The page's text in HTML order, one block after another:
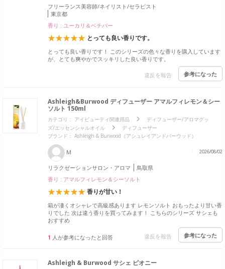
フリーランス美容師/ネイリスト/セラピスト
東京都
香り : ユーカリ＆ベチバー
とっても良い香りです。
とっても良い香りです！ このシリーズの色々な香りを購入しています
が、とても爽やかでスッキリした良い香りです。
違反を報告 参考になった
Ashleigh&Burwood ディフューザー アマルフィレモン＆シー
ソルト 150ml
カテゴリ： アイビューティ関連用品
ディフューザー/アロマグッ
ズ/エッセンシャルオイル
ディフューザー
ブランド： Ashleigh & Burwood（アシュレイアンドバーウッド）
M 2026/08/02
リラクゼーションサロン・アロマ
鳥取県
香り : アマルフィレモン＆シーソルト
香りが甘い！
箱が凄くオシャレで高級感あります レモンソルト おもったより甘い香
りでした 次は違う香りを買ってみます！ こちらのシリーズ サシェも
おすすめ
1 人が参考になったと回答 違反を報告 参考になった
Ashleigh & Burwood サシェ ピオニー